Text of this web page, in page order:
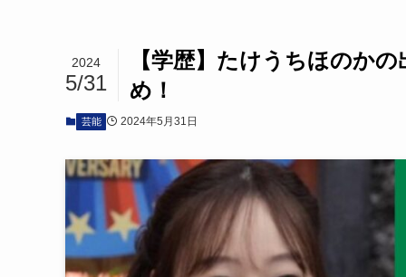
【学歴】たけうちほのか
め！
2024
5/31
芸能 2024年5月31日